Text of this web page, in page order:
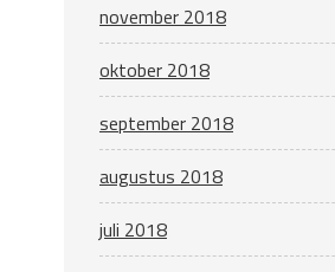
november 2018
oktober 2018
september 2018
augustus 2018
juli 2018